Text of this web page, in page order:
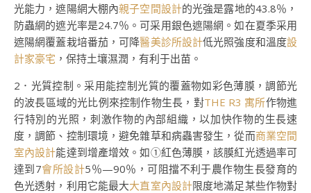
光能力，遮陽網大棚內親子空間設計的光強是露地的43.8％，
防蟲網的遮光率是24.7％。可采用銀色遮陽網。如在夏季采用
遮陽網覆蓋栽培番茄，可降醫美診所設計低光照強度和溫度設
計家豪宅 ，保持土壤濕潤，有利于出苗。
2．光質控制。采用能控制光質的覆蓋物如彩色薄膜，調節光
的波長區域的光比例來控制作物生長，對THE R3 寓所作物進
行特別的光照，刺激作物的內部組織，以加快作物的生長速
度，調節、控制環境，避免雜草和病蟲害發生，從而商業空間
室內設計能達到增產增效。如①紅色薄膜，該膜紅光透過率可
達到7會所設計5％—90％，可阻擋不利于農作物生長發育的
色光透射，利用它能最大大直室內設計限度地滿足某些作物對